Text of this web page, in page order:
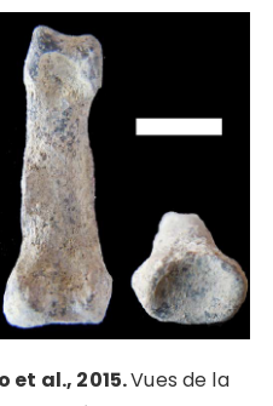
et al., 2015.Vues de la